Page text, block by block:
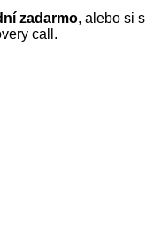
zadarmo, alebo si
call.